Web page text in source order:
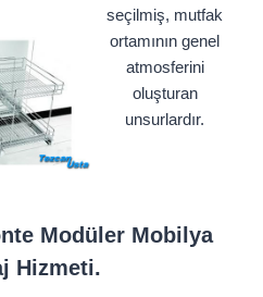
seçilmiş, mutfak
ortamının genel
atmosferini
oluşturan
unsurlardır.
Modüler Mobilya
Hizmeti.